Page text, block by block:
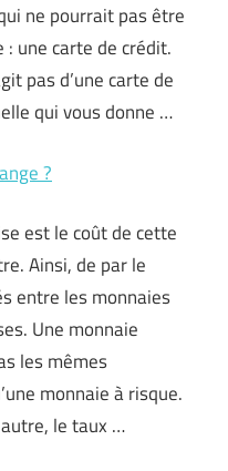
ne pourrait pas être
: une carte de crédit.
pas d’une carte de
qui vous donne …
?
est le coût de cette
Ainsi, de par le
entre les monnaies
Une monnaie
les mêmes
monnaie à risque.
le taux …